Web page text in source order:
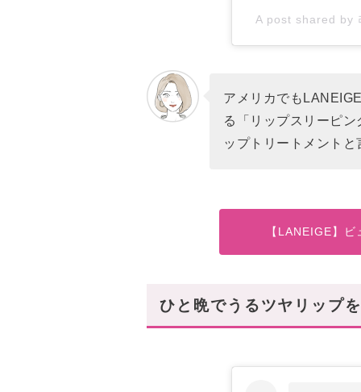
A post shared by
アメリカでも
る「リップスリーピ
ップトリートメント
【LANEIGE】
ひと晩でうるツヤリップ